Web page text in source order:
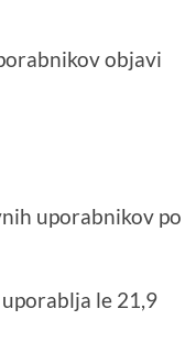
objavi
uporabnikov po
le 21,9